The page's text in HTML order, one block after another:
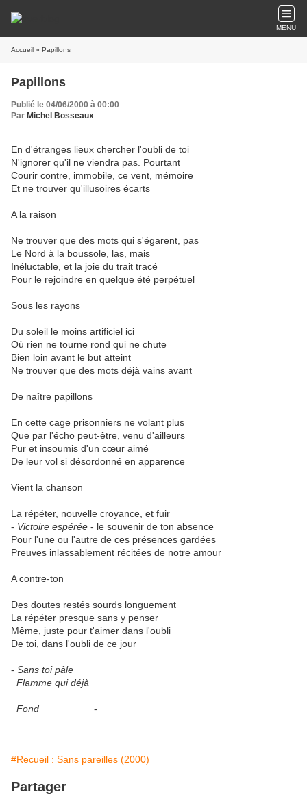
MENU
Accueil » Papillons
Papillons
Publié le 04/06/2000 à 00:00
Par Michel Bosseaux
En d'étranges lieux chercher l'oubli de toi
N'ignorer qu'il ne viendra pas. Pourtant
Courir contre, immobile, ce vent, mémoire
Et ne trouver qu'illusoires écarts
A la raison
Ne trouver que des mots qui s'égarent, pas
Le Nord à la boussole, las, mais
Inéluctable, et la joie du trait tracé
Pour le rejoindre en quelque été perpétuel
Sous les rayons
Du soleil le moins artificiel ici
Où rien ne tourne rond qui ne chute
Bien loin avant le but atteint
Ne trouver que des mots déjà vains avant
De naître papillons
En cette cage prisonniers ne volant plus
Que par l'écho peut-être, venu d'ailleurs
Pur et insoumis d'un cœur aimé
De leur vol si désordonné en apparence
Vient la chanson
La répéter, nouvelle croyance, et fuir
- Victoire espérée - le souvenir de ton absence
Pour l'une ou l'autre de ces présences gardées
Preuves inlassablement récitées de notre amour
A contre-ton
Des doutes restés sourds longuement
La répéter presque sans y penser
Même, juste pour t'aimer dans l'oubli
De toi, dans l'oubli de ce jour
- Sans toi pâle
Flamme qui déjà
Fond -
#Recueil : Sans pareilles (2000)
Partager